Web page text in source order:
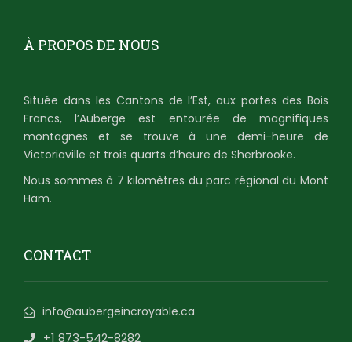
À PROPOS DE NOUS
Située dans les Cantons de l’Est, aux portes des Bois
Francs, l’Auberge est entourée de magnifiques
montagnes et se trouve à une demi-heure de
Victoriaville et trois quarts d’heure de Sherbrooke.
Nous sommes à 7 kilomètres du parc régional du Mont
Ham.
CONTACT
info@aubergeincroyable.ca
+1 873-542-8282